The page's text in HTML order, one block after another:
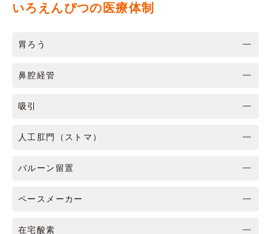
いろえんぴつの医療体制
胃ろう
鼻腔経管
吸引
人工肛門（ストマ）
バルーン留置
ペースメーカー
在宅酸素